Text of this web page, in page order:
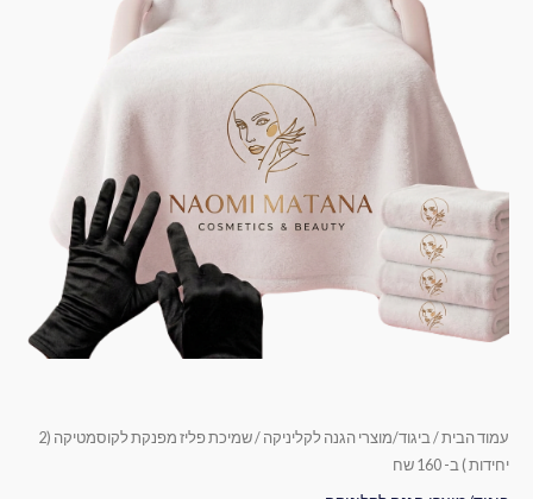
עמוד הבית/ ביגוד/מוצרי הגנה לקליניקה
/ שמיכת פליז מפנקת לקוסמטיקה (2
יחידות ) ב- 160 שח
לקוסמטיקה
160
שח